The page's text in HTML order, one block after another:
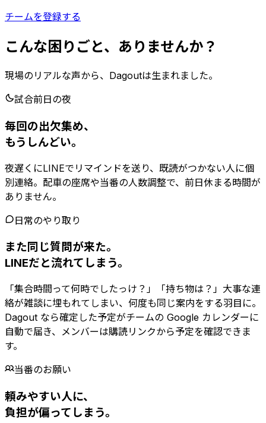
チームを登録する
こんな困りごと、ありませんか？
現場のリアルな声から、Dagoutは生まれました。
試合前日の夜
毎回の出欠集め、
もうしんどい。
夜遅くにLINEでリマインドを送り、既読がつかない人に個
別連絡。配車の座席や当番の人数調整で、前日休まる時間が
ありません。
日常のやり取り
また同じ質問が来た。
LINEだと流れてしまう。
「集合時間って何時でしたっけ？」「持ち物は？」大事な連
絡が雑談に埋もれてしまい、何度も同じ案内をする羽目に。
Dagout なら確定した予定がチームの Google カレンダーに
自動で届き、メンバーは購読リンクから予定を確認できま
す。
当番のお願い
頼みやすい人に、
負担が偏ってしまう。